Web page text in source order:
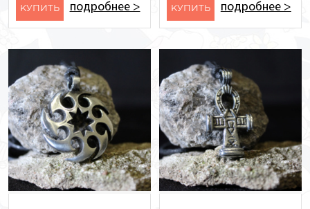
KУПИТЬ подробнее > KУПИТЬ подробнее >